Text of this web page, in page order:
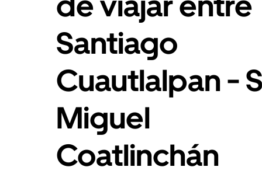
Santiago
Cuautlalpan -
Miguel
Coatlinchán